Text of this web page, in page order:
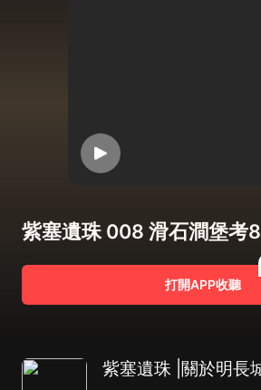
紫塞遺珠 008 滑石澗堡考8
打開APP收聽